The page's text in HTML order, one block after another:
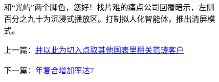
和“光屿”两个脚色，您好！找片难的痛点公司回覆暗示，左侧
百分之九十为沉浸式播放区。打制拟人化智能体，推出清屏模
式。
上一篇： 并以此为切入点取其他国表里相关范畴客户
下一篇： 年复合增加率达7